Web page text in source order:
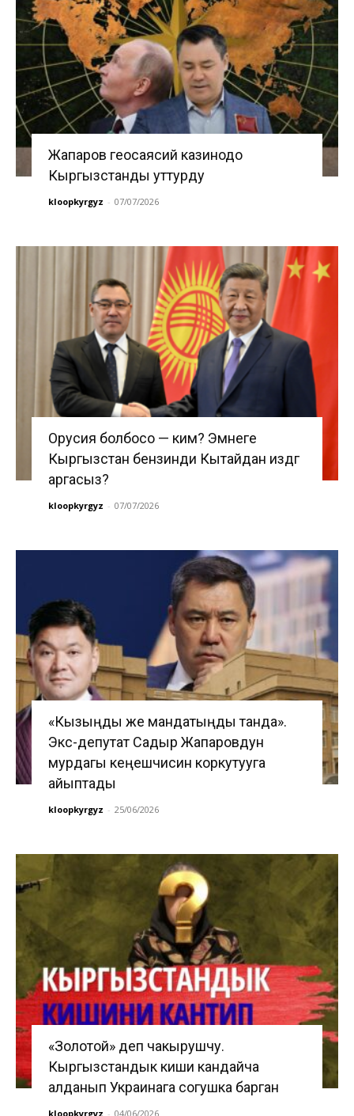
Жапаров геосаясий казинодо
Кыргызстанды уттурду
kloopkyrgyz - 07/07/2026
Орусия болбосо — ким? Эмнеге
Кыргызстан бензинди Кытайдан издөөгө
аргасыз?
kloopkyrgyz - 07/07/2026
«Кызыңды же мандатыңды танда».
Экс-депутат Садыр Жапаровдун
мурдагы кеңешчисин коркутууга
айыптады
kloopkyrgyz - 25/06/2026
«Золотой» деп чакырушчу.
Кыргызстандык киши кандайча
алданып Украинага согушка барган
kloopkyrgyz - 04/06/2026